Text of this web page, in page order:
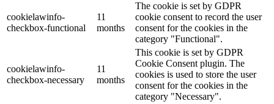
cookielawinfo-
checkbox-functional
11
months
The cookie is set by GDPR
cookie consent to record the user
consent for the cookies in the
category "Functional".
cookielawinfo-
checkbox-necessary
11
months
This cookie is set by GDPR
Cookie Consent plugin. The
cookies is used to store the user
consent for the cookies in the
category "Necessary".